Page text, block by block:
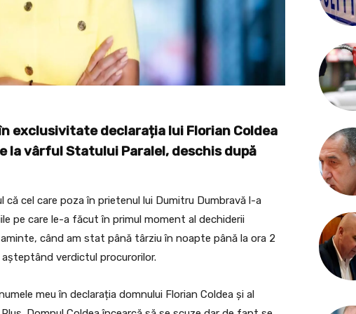
exclusivitate declarația lui Florian Coldea
la vârful Statului Paralel, deschis după
cel care poza în prietenul lui Dumitru Dumbravă l-a
pe care le-a făcut în primul moment al dechiderii
când am stat până târziu în noapte până la ora 2
verdictul procurorilor.
meu în declarația domnului Florian Coldea și al